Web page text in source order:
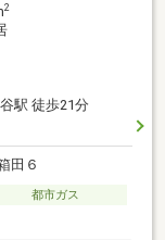
2
駅 徒歩21分
田６
都市ガス